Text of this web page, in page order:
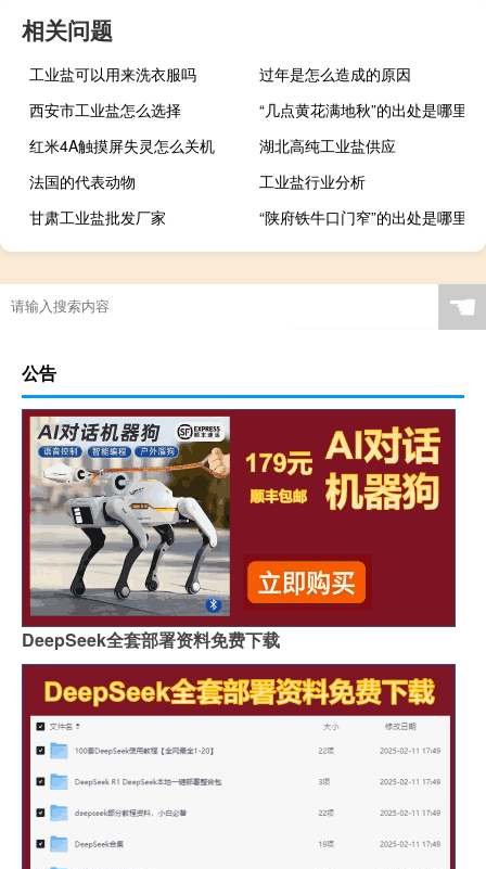
相关问题
工业盐可以用来洗衣服吗
过年是怎么造成的原因
西安市工业盐怎么选择
“几点黄花满地秋”的出处是哪里
红米4A触摸屏失灵怎么关机
湖北高纯工业盐供应
法国的代表动物
工业盐行业分析
甘肃工业盐批发厂家
“陕府铁牛口门窄”的出处是哪里
☚
公告
DeepSeek全套部署资料免费下载